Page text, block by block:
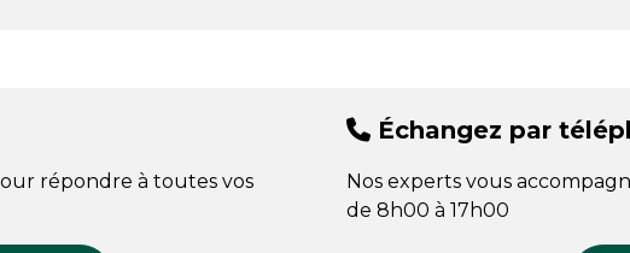
répondre à toutes vos
Échangez par
Nos experts vous
de 8h00 à 17h00